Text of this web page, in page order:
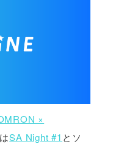
×
SA Night #1 とソ